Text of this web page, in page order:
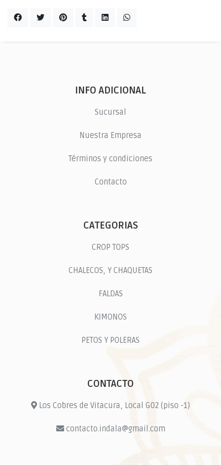
INFO ADICIONAL
Sucursal
Nuestra Empresa
Términos y condiciones
Contacto
CATEGORIAS
CROP TOPS
CHALECOS, Y CHAQUETAS
FALDAS
KIMONOS
PETOS Y POLERAS
CONTACTO
Los Cobres de Vitacura, Local G02 (piso -1)
contacto.indala@gmail.com